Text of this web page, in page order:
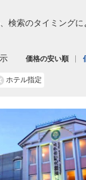
用する
検索のタイミング
ホテル指定
価格の安い順